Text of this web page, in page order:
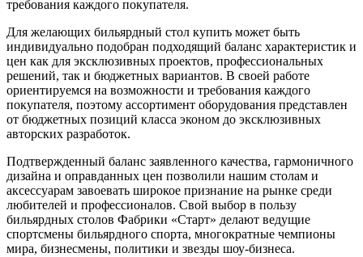
требования каждого покупателя.
Для желающих бильярдный стол купить может быть
индивидуально подобран подходящий баланс характеристик и
цен как для эксклюзивных проектов, профессиональных
решений, так и бюджетных вариантов. В своей работе
ориентируемся на возможности и требования каждого
покупателя, поэтому ассортимент оборудования представлен
от бюджетных позиций класса эконом до эксклюзивных
авторских разработок.
Подтвержденный баланс заявленного качества, гармоничного
дизайна и оправданных цен позволили нашим столам и
аксессуарам завоевать широкое признание на рынке среди
любителей и профессионалов. Свой выбор в пользу
бильярдных столов Фабрики «Старт» делают ведущие
спортсмены бильярдного спорта, многократные чемпионы
мира, бизнесмены, политики и звезды шоу-бизнеса.